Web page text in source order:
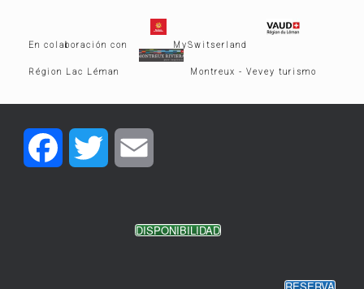
En colaboración con MySwitserland
Région Lac Léman Montreux - Vevey turismo
Facebook Twitter
DISPONIBILIDAD